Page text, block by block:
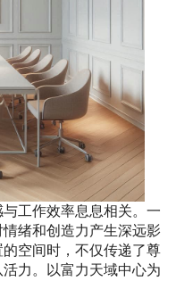
工作效率息息相关。一
绪和创造力产生深远影
空间时，不仅传递了尊
力。以富力天域中心为